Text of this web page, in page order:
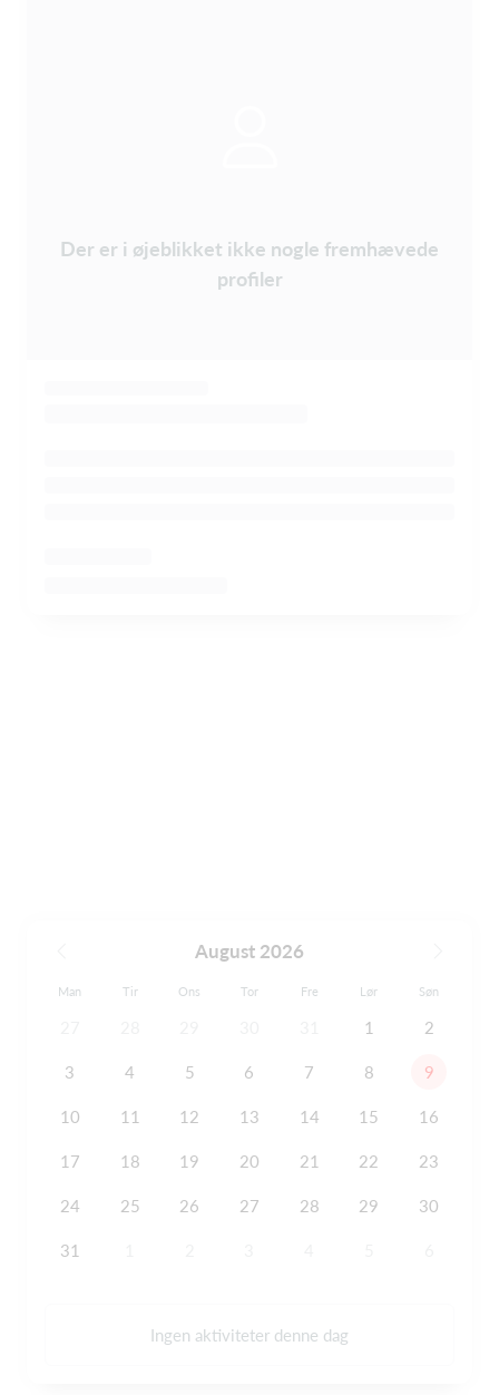
Der er i øjeblikket ikke nogle fremhævede
profiler
August 2026
Man Tir Ons Tor Fre Lør Søn
1 2
3 4 5 6 7 8 9
10 11 12 13 14 15 16
17 18 19 20 21 22 23
24 25 26 27 28 29 30
31
Ingen aktiviteter denne dag